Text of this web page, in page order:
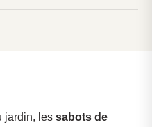
jardin, les sabots de